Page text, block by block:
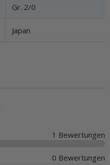
Gr. 2/0
Japan
1 Bewertungen
0 Bewertungen